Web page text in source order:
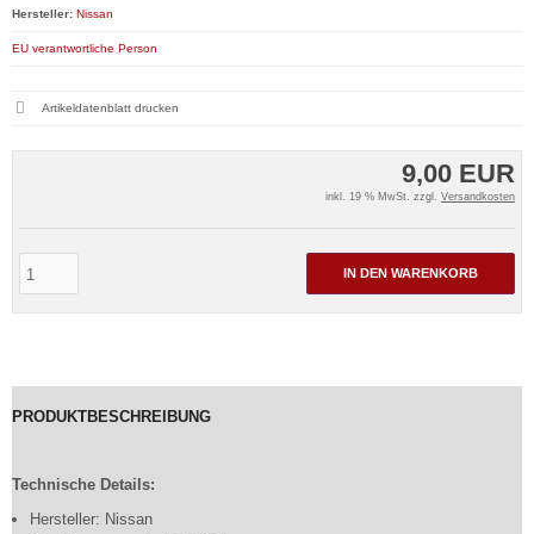
9,00 EUR
inkl. 19 % MwSt. zzgl. Versandkosten
IN DEN WARENKORB
Hersteller: Nissan
EU verantwortliche Person
Artikeldatenblatt drucken
PRODUKTBESCHREIBUNG
Technische Details:
Hersteller: Nissan